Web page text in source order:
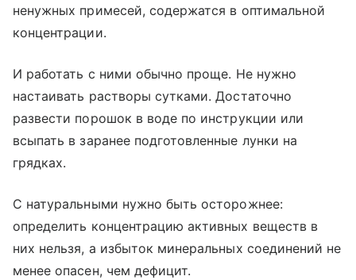
ненужных примесей, содержатся в оптимальной
концентрации.
И работать с ними обычно проще. Не нужно
настаивать растворы сутками. Достаточно
развести порошок в воде по инструкции или
всыпать в заранее подготовленные лунки на
грядках.
С натуральными нужно быть осторожнее:
определить концентрацию активных веществ в
них нельзя, а избыток минеральных соединений не
менее опасен, чем дефицит.